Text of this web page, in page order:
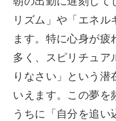
リズム」や「エネル
ます。特に心身が疲
多く、スピリチュア
りなさい」という潜
いえます。この夢を
うちに「自分を追い